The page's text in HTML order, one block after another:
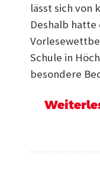
lässt sich von
Deshalb
Schule in
besondere